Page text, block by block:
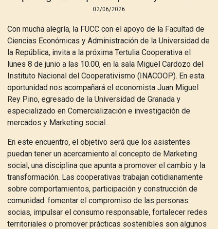
02/06/2026
Con mucha alegría, la FUCC con el apoyo de la Facultad de
Ciencias Económicas y Administración de la Universidad de
la República, invita a la próxima Tertulia Cooperativa el
lunes 8 de junio a las 10.00, en la sala Miguel Cardozo del
Instituto Nacional del Cooperativismo (INACOOP). En esta
oportunidad nos acompañará el economista Juan Miguel
Rey Pino, egresado de la Universidad de Granada y
especializado en Comercialización e investigación de
mercados y Marketing social.
En este encuentro, el objetivo será que los asistentes
puedan tener un acercamiento al concepto de Marketing
social, una disciplina que apunta a promover el cambio y la
transformación. Las cooperativas trabajan cotidianamente
sobre comportamientos, participación y construcción de
comunidad: fomentar el compromiso de las personas
socias, impulsar el consumo responsable, fortalecer redes
territoriales o promover prácticas sostenibles son algunos